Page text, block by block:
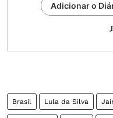
Adicionar o
Brasil Lula da Silva